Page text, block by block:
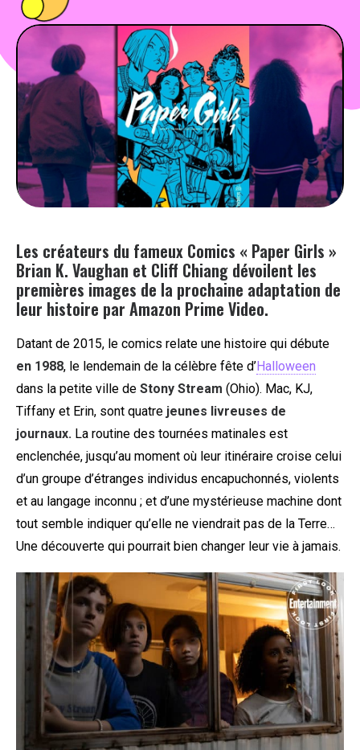
PEOPLE
FOOD
BONS PLANS
SOUTENEZ KULTT
Les créateurs du fameux Comics « Paper Girls »
Brian K. Vaughan et Cliff Chiang dévoilent les
premières images de la prochaine adaptation de
leur histoire par Amazon Prime Video.
Datant de 2015, le comics relate une histoire qui débute
en 1988, le lendemain de la célèbre fête d’Halloween
dans la petite ville de Stony Stream (Ohio). Mac, KJ,
Tiffany et Erin, sont quatre jeunes livreuses de
journaux. La routine des tournées matinales est
enclenchée, jusqu’au moment où leur itinéraire croise celui
d’un groupe d’étranges individus encapuchonnés, violents
et au langage inconnu ; et d’une mystérieuse machine dont
tout semble indiquer qu’elle ne viendrait pas de la Terre…
Une découverte qui pourrait bien changer leur vie à jamais.